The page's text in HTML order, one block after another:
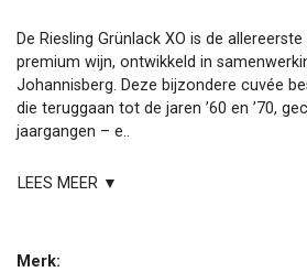
De Riesling Grünlack XO is de
premium wijn, ontwikkeld in
Johannisberg. Deze bijzondere cuvée
die teruggaan tot de jaren ’60 en ’70,
jaargangen – e..
LEES MEER ▼
Merk: